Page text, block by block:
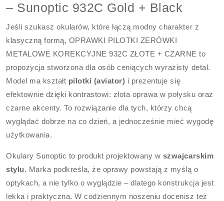
– Sunoptic 932C Gold + Black
Jeśli szukasz okularów, które łączą modny charakter z
klasyczną formą, OPRAWKI PILOTKI ZERÓWKI
METALOWE KOREKCYJNE 932C ZŁOTE + CZARNE to
propozycja stworzona dla osób ceniących wyrazisty detal.
Model ma kształt pilotki (aviator) i prezentuje się
efektownie dzięki kontrastowi: złota oprawa w połysku oraz
czarne akcenty. To rozwiązanie dla tych, którzy chcą
wyglądać dobrze na co dzień, a jednocześnie mieć wygodę
użytkowania.
Okulary Sunoptic to produkt projektowany w szwajcarskim
stylu. Marka podkreśla, że oprawy powstają z myślą o
optykach, a nie tylko o wyglądzie – dlatego konstrukcja jest
lekka i praktyczna. W codziennym noszeniu docenisz też